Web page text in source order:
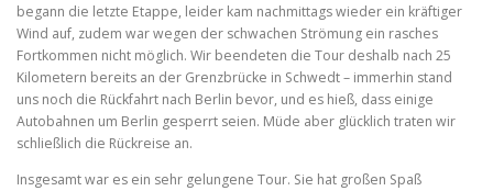
begann die letzte Etappe, leider kam nachmittags wieder ein kräftiger
Wind auf, zudem war wegen der schwachen Strömung ein rasches
Fortkommen nicht möglich. Wir beendeten die Tour deshalb nach 25
Kilometern bereits an der Grenzbrücke in Schwedt – immerhin stand
uns noch die Rückfahrt nach Berlin bevor, und es hieß, dass einige
Autobahnen um Berlin gesperrt seien. Müde aber glücklich traten wir
schließlich die Rückreise an.
Insgesamt war es ein sehr gelungene Tour. Sie hat großen Spaß